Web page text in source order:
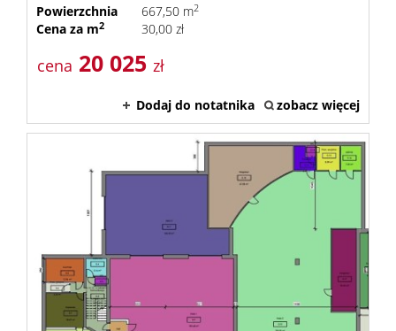
Powierzchnia
667,50 m2
Cena za m2 30,00 zł
cena 20 025 zł
Dodaj do notatnika zobacz więcej